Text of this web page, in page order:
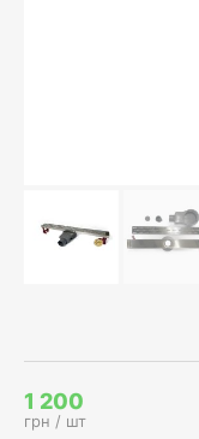
1 200
грн / шт